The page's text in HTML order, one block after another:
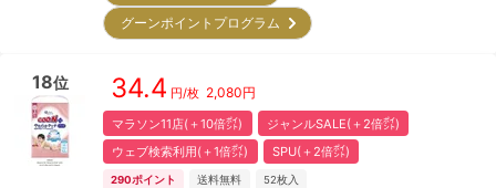
グーンポイントプログラム
18位 34.4 円/枚 2,080円
マラソン11店(＋10倍㌽)
ジャンルSALE(＋2倍㌽)
ウェブ検索利用(＋1倍㌽)
SPU(＋2倍㌽)
290ポイント 送料無料 52枚入